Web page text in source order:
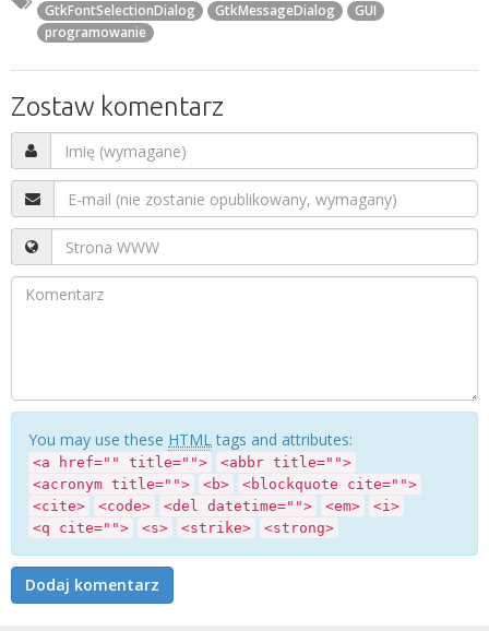
GtkFontSelectionDialog
GtkMessageDialog
GUI
programowanie
Zostaw komentarz
You may use these HTMLtags and attributes:
<a href="" title="">
<abbr title="">
<acronym title="">
<b>
<blockquote cite="">
<cite>
<code> <del datetime=""> <em>
<i>
<q cite="">
<s> <strike> <strong>